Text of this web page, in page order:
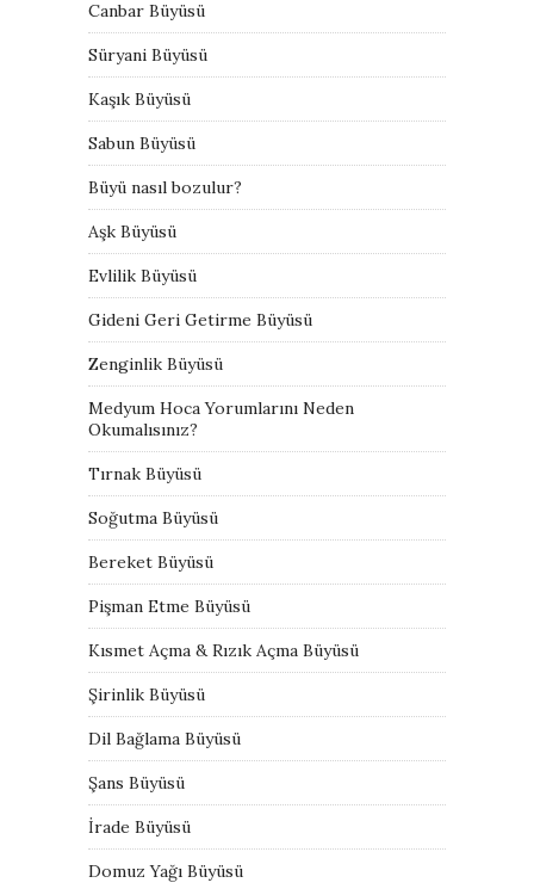
Canbar Büyüsü
Süryani Büyüsü
Kaşık Büyüsü
Sabun Büyüsü
Büyü nasıl bozulur?
Aşk Büyüsü
Evlilik Büyüsü
Gideni Geri Getirme Büyüsü
Zenginlik Büyüsü
Medyum Hoca Yorumlarını Neden
Okumalısınız?
Tırnak Büyüsü
Soğutma Büyüsü
Bereket Büyüsü
Pişman Etme Büyüsü
Kısmet Açma & Rızık Açma Büyüsü
Şirinlik Büyüsü
Dil Bağlama Büyüsü
Şans Büyüsü
İrade Büyüsü
Domuz Yağı Büyüsü